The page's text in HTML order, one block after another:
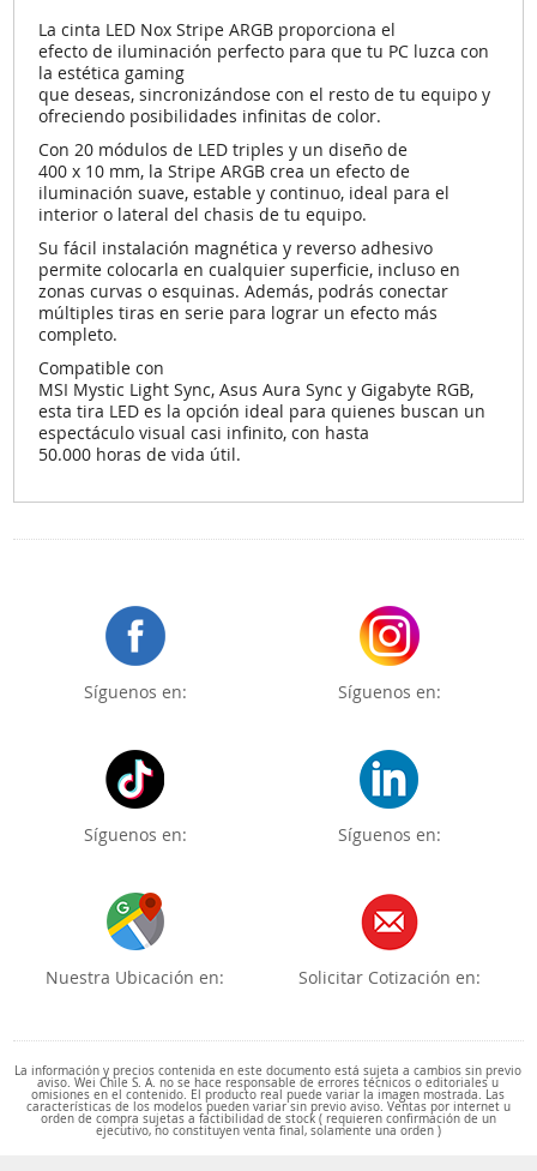
Lacinta LED Nox Stripe ARGB proporciona el
efecto de iluminación perfecto para que tu PC luzca con
la estética gaming
que deseas, sincronizándose con el resto de tu equipo y
ofreciendo posibilidades infinitas de color.
Con 20 módulos de LED triples y un diseño de
400 x 10 mm, la Stripe ARGB crea un efecto de
iluminación suave, estable y continuo, ideal para el
interior o lateral del chasis de tu equipo.
Sufácil instalación magnética y reverso adhesivo
permite colocarla en cualquier superficie, incluso en
zonas curvas o esquinas. Además, podrás conectar
múltiples tiras en serie para lograr un efecto más
completo.
Compatible con
MSI Mystic Light Sync, Asus Aura Sync y Gigabyte RGB,
esta tira LED es la opción ideal para quienes buscan un
espectáculo visual casi infinito, con hasta
50.000 horas de vida útil.
Síguenos en: Síguenos en:
Síguenos en: Síguenos en:
Nuestra Ubicación en: Solicitar Cotización en:
La información y precios contenida en este documento está sujeta a cambios sin previo
aviso. Wei Chile S. A. no se hace responsable de errores técnicos o editoriales u
omisiones en el contenido. El producto real puede variar la imagen mostrada. Las
características de los modelos pueden variar sin previo aviso. Ventas por internet u
orden de compra sujetas a factibilidad de stock ( requieren confirmación de un
ejecutivo, no constituyen venta final, solamente una orden )